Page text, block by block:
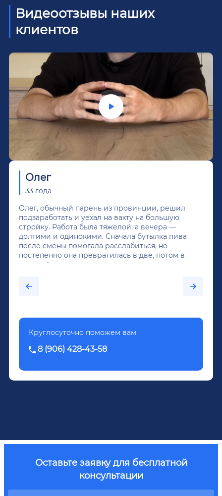
Видеоотзывы наших
клиентов
Олег
33 года
Олег, обычный парень из провинции, решил
подзаработать и уехал на вахту на большую
стройку. Работа была тяжелой, а вечера —
долгими и одинокими. Сначала бутылка пива
после смены помогала расслабиться, но
постепенно она превратилась в две, потом в
крепкий алкоголь, и вот он уже пил почти
было назначено кодирование по методу
Довженко.
Круглосуточно поможем вам
8 (906) 428-43-58
Оставьте заявку для бесплатной
консультации